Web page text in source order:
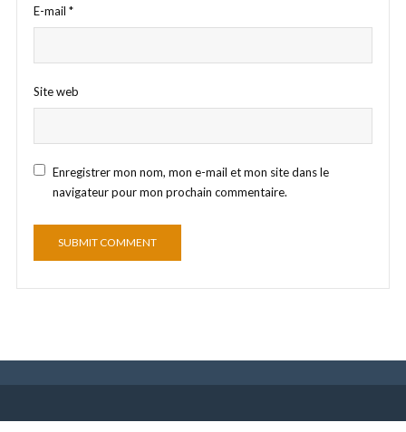
E-mail *
Site web
Enregistrer mon nom, mon e-mail et mon site dans le
navigateur pour mon prochain commentaire.